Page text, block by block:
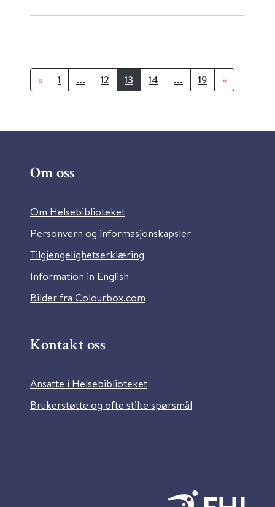
« 1 ... 12 13 14 ... 19 »
Om oss
Om Helsebiblioteket
Personvern og informasjonskapsler
Tilgjengelighetserklæring
Information in English
Bilder fra Colourbox.com
Kontakt oss
Ansatte i Helsebiblioteket
Brukerstøtte og ofte stilte spørsmål